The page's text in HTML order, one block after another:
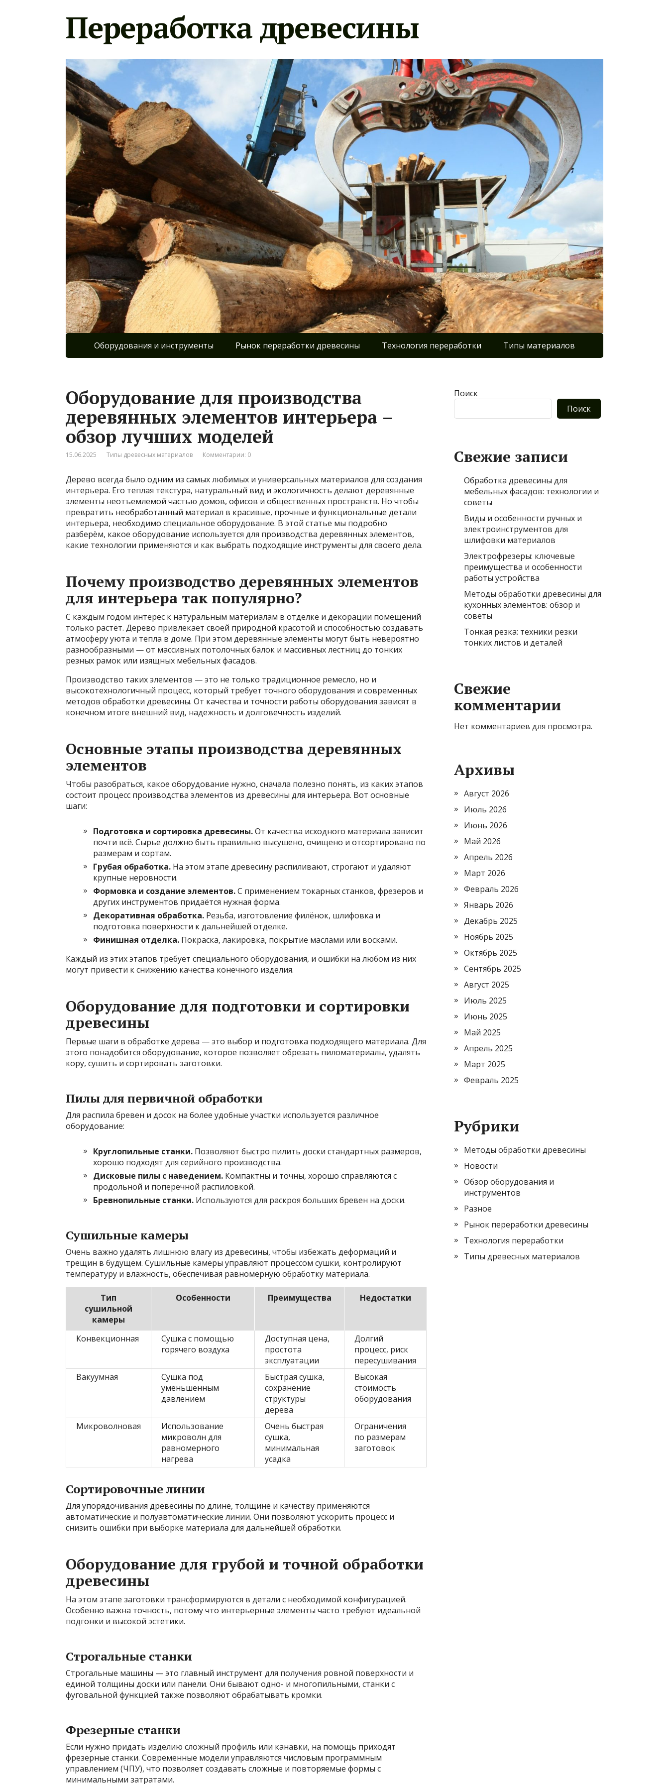
Переработка древесины
Оборудования и инструменты Рынок переработки древесины Технология переработки Типы материалов
Оборудование для производства
деревянных элементов интерьера –
обзор лучших моделей
15.06.2025 Типы древесных материалов Комментарии: 0
Дерево всегда было одним из самых любимых и универсальных материалов для создания
интерьера. Его теплая текстура, натуральный вид и экологичность делают деревянные
элементы неотъемлемой частью домов, офисов и общественных пространств. Но чтобы
превратить необработанный материал в красивые, прочные и функциональные детали
интерьера, необходимо специальное оборудование. В этой статье мы подробно
разберём, какое оборудование используется для производства деревянных элементов,
какие технологии применяются и как выбрать подходящие инструменты для своего дела.
Почему производство деревянных элементов
для интерьера так популярно?
С каждым годом интерес к натуральным материалам в отделке и декорации помещений
только растёт. Дерево привлекает своей природной красотой и способностью создавать
атмосферу уюта и тепла в доме. При этом деревянные элементы могут быть невероятно
разнообразными — от массивных потолочных балок и массивных лестниц до тонких
резных рамок или изящных мебельных фасадов.
Производство таких элементов — это не только традиционное ремесло, но и
высокотехнологичный процесс, который требует точного оборудования и современных
методов обработки древесины. От качества и точности работы оборудования зависят в
конечном итоге внешний вид, надежность и долговечность изделий.
Основные этапы производства деревянных
элементов
Чтобы разобраться, какое оборудование нужно, сначала полезно понять, из каких этапов
состоит процесс производства элементов из древесины для интерьера. Вот основные
шаги:
Подготовка и сортировка древесины.От качества исходного материала зависит
почти всё. Сырье должно быть правильно высушено, очищено и отсортировано по
размерам и сортам.
Грубая обработка. На этом этапе древесину распиливают, строгают и удаляют
крупные неровности.
Формовка и создание элементов.С применением токарных станков, фрезеров и
других инструментов придаётся нужная форма.
Декоративная обработка. Резьба, изготовление филёнок, шлифовка и
подготовка поверхности к дальнейшей отделке.
Финишная отделка. Покраска, лакировка, покрытие маслами или восками.
Каждый из этих этапов требует специального оборудования, и ошибки на любом из них
могут привести к снижению качества конечного изделия.
Оборудование для подготовки и сортировки
древесины
Первые шаги в обработке дерева — это выбор и подготовка подходящего материала. Для
этого понадобится оборудование, которое позволяет обрезать пиломатериалы, удалять
кору, сушить и сортировать заготовки.
Пилы для первичной обработки
Для распила бревен и досок на более удобные участки используется различное
оборудование:
Круглопильные станки. Позволяют быстро пилить доски стандартных размеров,
хорошо подходят для серийного производства.
Дисковые пилы с наведением. Компактны и точны, хорошо справляются с
продольной и поперечной распиловкой.
Бревнопильные станки. Используются для раскроя больших бревен на доски.
Сушильные камеры
Очень важно удалять лишнюю влагу из древесины, чтобы избежать деформаций и
трещин в будущем. Сушильные камеры управляют процессом сушки, контролируют
температуру и влажность, обеспечивая равномерную обработку материала.
Тип
сушильной
камеры
Особенности Преимущества Недостатки
Конвекционная
Сушка с помощью
горячего воздуха
Доступная цена,
простота
эксплуатации
Долгий
процесс, риск
пересушивания
Вакуумная
Сушка под
уменьшенным
давлением
Быстрая сушка,
сохранение
структуры
дерева
Высокая
стоимость
оборудования
Микроволновая
Использование
микроволн для
равномерного
нагрева
Очень быстрая
сушка,
минимальная
усадка
Ограничения
по размерам
заготовок
Сортировочные линии
Для упорядочивания древесины по длине, толщине и качеству применяются
автоматические и полуавтоматические линии. Они позволяют ускорить процесс и
снизить ошибки при выборке материала для дальнейшей обработки.
Оборудование для грубой и точной обработки
древесины
На этом этапе заготовки трансформируются в детали с необходимой конфигурацией.
Особенно важна точность, потому что интерьерные элементы часто требуют идеальной
подгонки и высокой эстетики.
Строгальные станки
Строгальные машины — это главный инструмент для получения ровной поверхности и
единой толщины доски или панели. Они бывают одно- и многопильными, станки с
фуговальной функцией также позволяют обрабатывать кромки.
Фрезерные станки
Если нужно придать изделию сложный профиль или канавки, на помощь приходят
фрезерные станки. Современные модели управляются числовым программным
управлением (ЧПУ), что позволяет создавать сложные и повторяемые формы с
минимальными затратами.
Поиск
Поиск
Свежие записи
Обработка древесины для
мебельных фасадов: технологии и
советы
Виды и особенности ручных и
электроинструментов для
шлифовки материалов
Электрофрезеры: ключевые
преимущества и особенности
работы устройства
Методы обработки древесины для
кухонных элементов: обзор и
советы
Тонкая резка: техники резки
тонких листов и деталей
Свежие
комментарии
Нет комментариев для просмотра.
Архивы
Август 2026
Июль 2026
Июнь 2026
Май 2026
Апрель 2026
Март 2026
Февраль 2026
Январь 2026
Декабрь 2025
Ноябрь 2025
Октябрь 2025
Сентябрь 2025
Август 2025
Июль 2025
Июнь 2025
Май 2025
Апрель 2025
Март 2025
Февраль 2025
Рубрики
Методы обработки древесины
Новости
Обзор оборудования и
инструментов
Разное
Рынок переработки древесины
Технология переработки
Типы древесных материалов